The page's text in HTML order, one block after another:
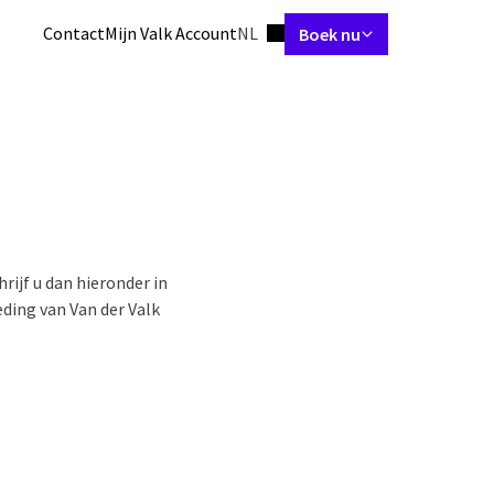
ContactMijn Valk AccountIngestelde taal
NL Boek nu
u dan hieronder in
van Van der Valk